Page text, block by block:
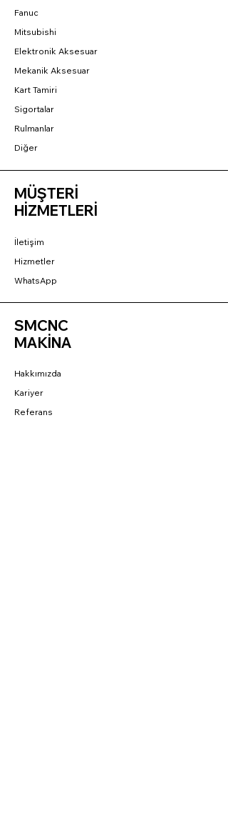
Fanuc
Mitsubishi
Elektronik Aksesuar
Mekanik Aksesuar
Kart Tamiri
Sigortalar
Rulmanlar
Diğer
MÜŞTERİ
HİZMETLERİ
İletişim
Hizmetler
WhatsApp
SMCNC
MAKİNA
Hakkımızda
Kariyer
Referans